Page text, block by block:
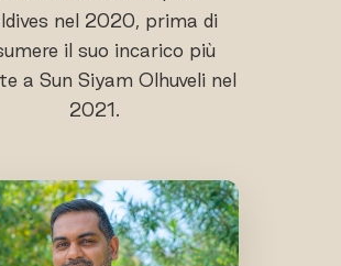
nel 2020, prima di
il suo incarico più
a Sun Siyam Olhuveli nel
2021.